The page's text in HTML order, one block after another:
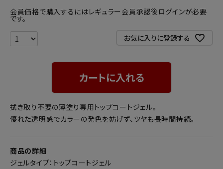
会員価格で購入するにはレギュラー会員承認後ログインが必要
です。
お気に入りに登録する
カートに入れる
拭き取り不要の薄塗り専用トップコートジェル。
優れた透明感でカラーの発色を妨げず、ツヤも長時間持続。
商品の詳細
ジェルタイプ：トップコートジェル